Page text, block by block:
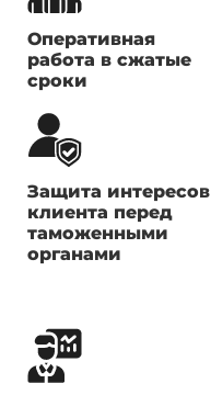
Оперативная
работа в сжатые
сроки
Защита интересов
клиента перед
таможенными
органами